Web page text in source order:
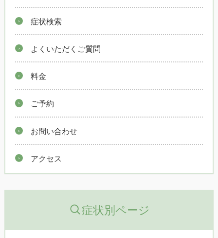
症状検索
よくいただくご質問
料金
ご予約
お問い合わせ
アクセス
症状別ページ